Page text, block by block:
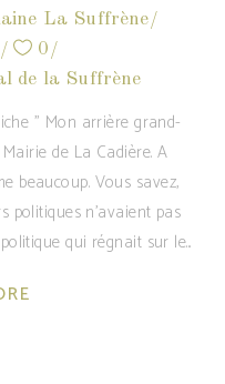
La Suffrène
0
de la Suffrène
" Mon arrière grand-
de La Cadière. A
beaucoup. Vous savez,
politiques n’avaient pas
qui régnait sur le